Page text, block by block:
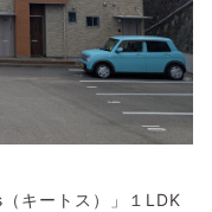
キートス）」１LDK